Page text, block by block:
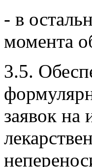
- в
момента
3.5.
заявок на